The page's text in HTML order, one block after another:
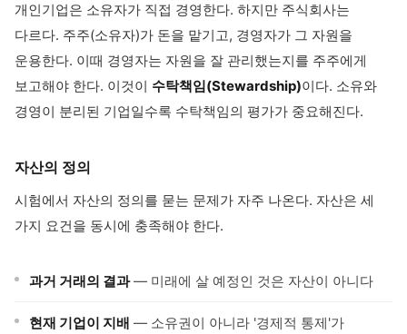
개인기업은 소유자가 직접 경영한다. 하지만 주식회사는
다르다. 주주(소유자)가 돈을 맡기고, 경영자가 그 자원을
운용한다. 이때 경영자는 자원을 잘 관리했는지를 주주에게
보고해야 한다. 이것이 수탁책임(Stewardship)이다. 소유와
경영이 분리된 기업일수록 수탁책임의 평가가 중요해진다.
자산의 정의
시험에서 자산의 정의를 묻는 문제가 자주 나온다. 자산은 세
가지 요건을 동시에 충족해야 한다.
과거 거래의 결과— 미래에 살 예정인 것은 자산이 아니다
현재 기업이 지배 — 소유권이 아니라 '경제적 통제'가